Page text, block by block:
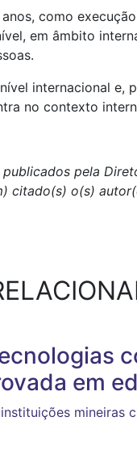
como
em âmbito
internacional
no contexto
pela
citado(s) o(s)
em
mineiras